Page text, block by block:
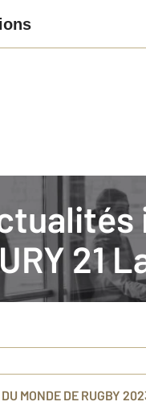
21
DANS VOS AGENCES
en rêvant de l’été indien
vos thèmes et
MONDE DE RUGBY